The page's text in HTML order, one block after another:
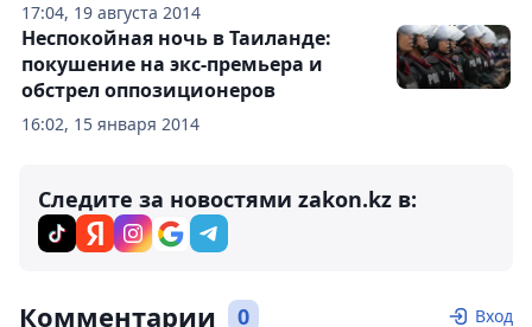
17:04, 19 августа 2014
16:02, 15 января 2014
Неспокойная ночь в Таиланде:
покушение на экс-премьера и
обстрел оппозиционеров
Следите за новостями zakon.kz в:
Комментарии 0 Вход